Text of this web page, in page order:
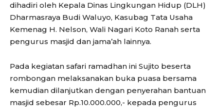
dihadiri oleh Kepala Dinas Lingkungan Hidup (DLH)
Dharmasraya Budi Waluyo, Kasubag Tata Usaha
Kemenag H. Nelson, Wali Nagari Koto Ranah serta
pengurus masjid dan jama’ah lainnya.
Pada kegiatan safari ramadhan ini Sujito beserta
rombongan melaksanakan buka puasa bersama
kemudian dilanjutkan dengan penyerahan bantuan
masjid sebesar Rp.10.000.000,- kepada pengurus